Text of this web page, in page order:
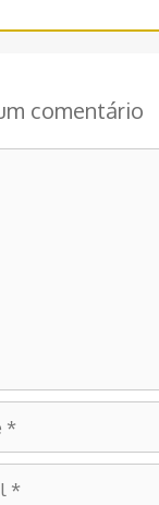
comentário